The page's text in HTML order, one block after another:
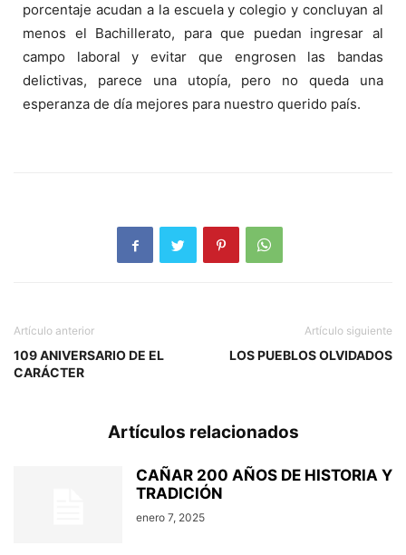
porcentaje acudan a la escuela y colegio y concluyan al
menos el Bachillerato, para que puedan ingresar al
campo laboral y evitar que engrosen las bandas
delictivas, parece una utopía, pero no queda una
esperanza de día mejores para nuestro querido país.
Artículo anterior
109 ANIVERSARIO DE EL
CARÁCTER
Artículo siguiente
LOS PUEBLOS OLVIDADOS
Artículos relacionados
CAÑAR 200 AÑOS DE HISTORIA Y
TRADICIÓN
enero 7, 2025